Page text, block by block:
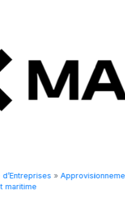
»Approvisionnement